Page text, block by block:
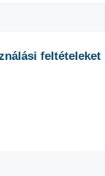
feltételeket